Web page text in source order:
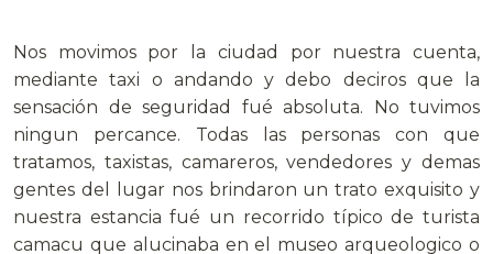
Nos movimos por la ciudad por nuestra cuenta,
mediante taxi o andando y debo deciros que la
sensación de seguridad fué absoluta. No tuvimos
ningun percance. Todas las personas con que
tratamos, taxistas, camareros, vendedores y demas
gentes del lugar nos brindaron un trato exquisito y
nuestra estancia fué un recorrido típico de turista
camacu que alucinaba en el museo arqueologico o